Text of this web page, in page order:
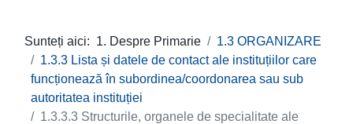
Sunteți aici: 1. Despre Primarie
1.3 ORGANIZARE
1.3.3 Lista și datele de contact ale instituțiilor care
funcționează în subordinea/coordonarea sau sub
autoritatea instituției
1.3.3.3 Structurile, organele de specialitate ale